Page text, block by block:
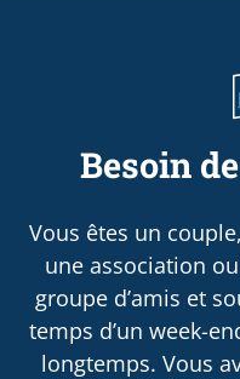
Besoin
Vous êtes un
une association
groupe d’amis et
temps d’un week-
longtemps. Vous